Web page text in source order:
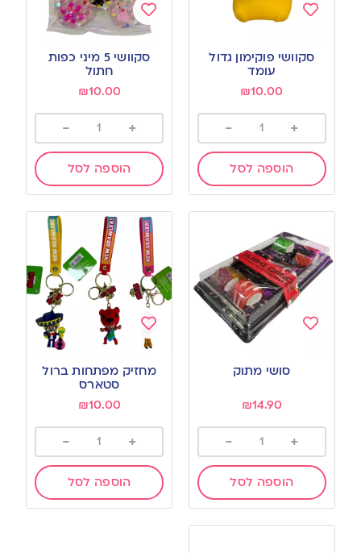
to
wishlist
סקוושי פוקימון גדול
עומד
₪10.00
+
-
הוספה לסל
Add
to
wishlist
סקוושי 5 מיני כפות
חתול
₪10.00
+
-
הוספה לסל
סושי מתוק
₪14.90
+
-
הוספה לסל
Add
to
wishlist
מחזיק מפתחות ברול
סטארס
₪10.00
+
-
הוספה לסל